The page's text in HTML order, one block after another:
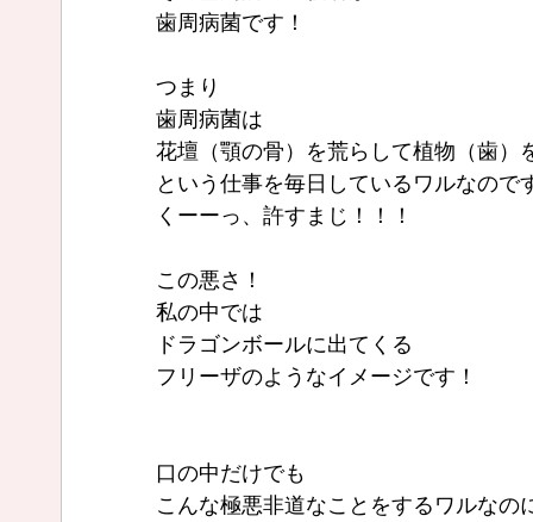
歯周病菌です！
つまり
歯周病菌は
花壇（顎の骨）を荒らして植物（歯）
という仕事を毎日しているワルなので
くーーっ、許すまじ！！！
この悪さ！
私の中では
ドラゴンボールに出てくる
フリーザのようなイメージです！
口の中だけでも
こんな極悪非道なことをするワルなの